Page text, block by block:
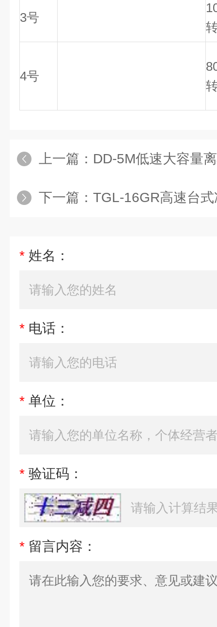
3号
4号
上一篇： DD-5M低速大容量
下一篇： TGL-16GR高速台式冷冻
* 姓名：
* 电话：
* 单位：
* 验证码：
* 留言内容：